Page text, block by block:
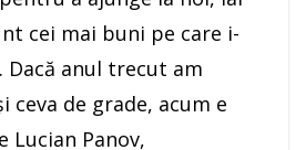
cei mai buni pe care i-
Dacă anul trecut am
ceva de grade, acum e
Lucian Panov,